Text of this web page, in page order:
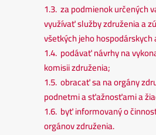
1.3. za podmienok určených
využívať služby združenia a
všetkých jeho
1.4. podávať návrhy na
komisii združenia;
1.5. obracať sa na orgány
podnetmi a sťažnosťami a
1.6. byť informovaný o
orgánov združenia.